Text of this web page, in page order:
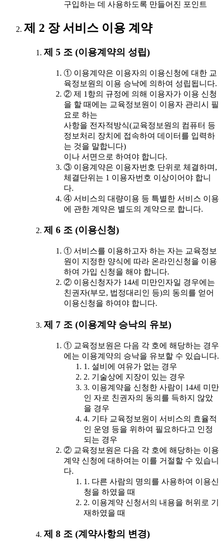
구입하는 데 사용하도록 만들어진 포인트
제 2 장 서비스 이용 계약
제 5 조 (이용계약의 성립)
① 이용계약은 이용자의 이용신청에 대한 교
육정보원의 이용 승낙에 의하여 성립됩니다.
② 제 1항의 규정에 의해 이용자가 이용 신청
을 할 때에는 교육정보원이 이용자 관리시 필
요로 하는
사항을 전자적방식(교육정보원의 컴퓨터 등
정보처리 장치에 접속하여 데이터를 입력하
는 것을 말합니다)
이나 서면으로 하여야 합니다.
③ 이용계약은 이용자번호 단위로 체결하며,
체결단위는 1 이용자번호 이상이어야 합니
다.
④ 서비스의 대량이용 등 특별한 서비스 이용
에 관한 계약은 별도의 계약으로 합니다.
제 6 조 (이용신청)
① 서비스를 이용하고자 하는 자는 교육정보
원이 지정한 양식에 따라 온라인신청을 이용
하여 가입 신청을 해야 합니다.
② 이용신청자가 14세 미만인자일 경우에는
친권자(부모, 법정대리인 등)의 동의를 얻어
이용신청을 하여야 합니다.
제 7 조 (이용계약 승낙의 유보)
① 교육정보원은 다음 각 호에 해당하는 경우
에는 이용계약의 승낙을 유보할 수 있습니다.
1. 설비에 여유가 없는 경우
2. 기술상에 지장이 있는 경우
3. 이용계약을 신청한 사람이 14세 미만
인 자로 친권자의 동의를 득하지 않았
을 경우
4. 기타 교육정보원이 서비스의 효율적
인 운영 등을 위하여 필요하다고 인정
되는 경우
② 교육정보원은 다음 각 호에 해당하는 이용
계약 신청에 대하여는 이를 거절할 수 있습니
다.
1. 다른 사람의 명의를 사용하여 이용신
청을 하였을 때
2. 이용계약 신청서의 내용을 허위로 기
재하였을 때
제 8 조 (계약사항의 변경)